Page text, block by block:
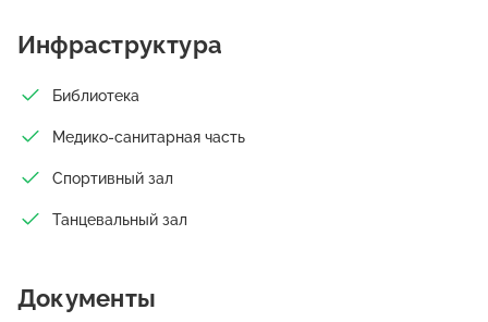
Инфраструктура
Библиотека
Медико-санитарная часть
Спортивный зал
Танцевальный зал
Документы